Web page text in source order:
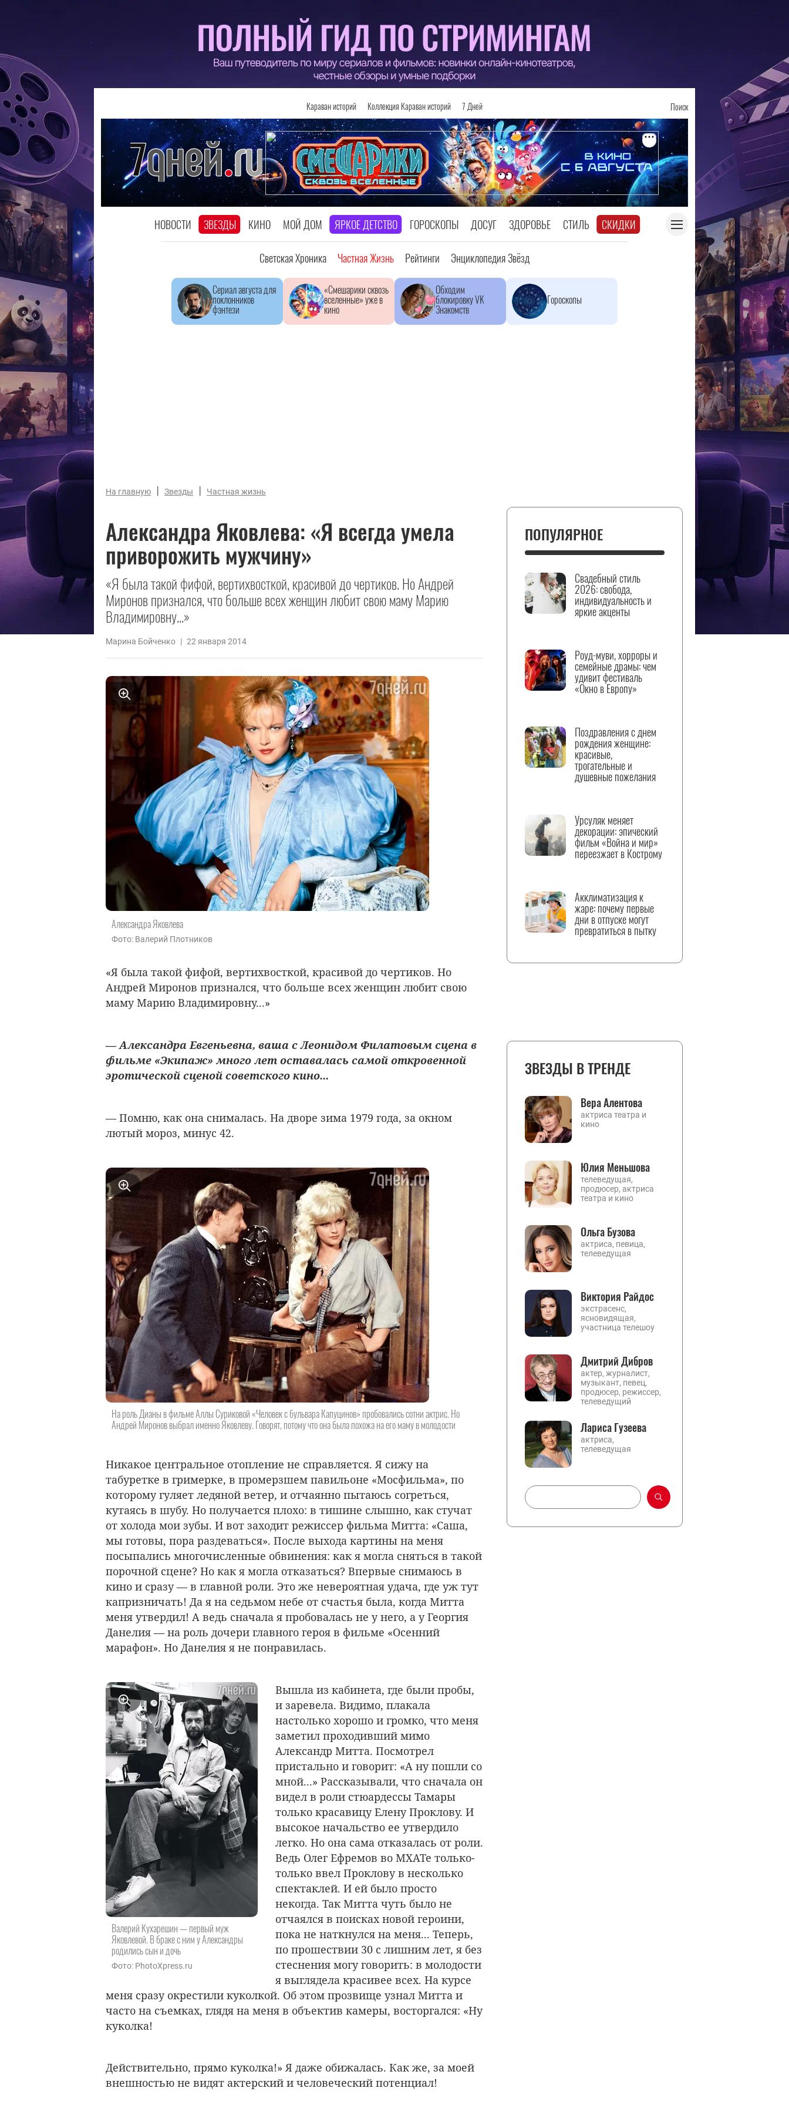
Караван историй Коллекция Караван историй 7 Дней Поиск
НОВОСТИ ЗВЕЗДЫ КИНО МОЙ ДОМ ЯРКОЕ ДЕТСТВО ГОРОСКОПЫ ДОСУГ ЗДОРОВЬЕ СТИЛЬ СКИДКИ
Светская Хроника Частная Жизнь Рейтинги Энциклопедия Звёзд
Сериал августа для
поклонников
фэнтези
«Смешарики сквозь
вселенные» уже в
кино
Обходим
блокировку VK
Знакомств
Гороскопы
На главную | Звезды | Частная жизнь
Александра Яковлева: «Я всегда умела
приворожить мужчину»
«Я была такой фифой, вертихвосткой, красивой до чертиков. Но Андрей
Миронов признался, что больше всех женщин любит свою маму Марию
Владимировну...»
Марина Бойченко | 22 января 2014
Александра Яковлева
Фото: Валерий Плотников
«Я была такой фифой, вертихвосткой, красивой до чертиков. Но
Андрей Миронов признался, что больше всех женщин любит свою
маму Марию Владимировну...»
— Александра Евгеньевна, ваша с Леонидом Филатовым сцена в
фильме «Экипаж» много лет оставалась самой откровенной
эротической сценой советского кино...
— Помню, как она снималась. На дворе зима 1979 года, за окном
лютый мороз, минус 42.
На роль Дианы в фильме Аллы Суриковой «Человек с бульвара Капуцинов» пробовались сотни актрис. Но
Андрей Миронов выбрал именно Яковлеву. Говорят, потому что она была похожа на его маму в молодости
Никакое центральное отопление не справляется. Я сижу на
табуретке в гримерке, в промерзшем павильоне «Мосфильма», по
которому гуляет ледяной ветер, и отчаянно пытаюсь согреться,
кутаясь в шубу. Но получается плохо: в тишине слышно, как стучат
от холода мои зубы. И вот заходит режиссер фильма Митта: «Саша,
мы готовы, пора раздеваться». После выхода картины на меня
посыпались многочисленные обвинения: как я могла сняться в такой
порочной сцене? Но как я могла отказаться? Впервые снимаюсь в
кино и сразу — в главной роли. Это же невероятная удача, где уж тут
капризничать! Да я на седьмом небе от счастья была, когда Митта
меня утвердил! А ведь сначала я пробовалась не у него, а у Георгия
Данелия — на роль дочери главного героя в фильме «Осенний
марафон». Но Данелия я не понравилась.
Валерий Кухарешин — первый муж
Яковлевой. В браке с ним у Александры
родились сын и дочь
Фото: PhotoXpress.ru
Вышла из кабинета, где были пробы,
и заревела. Видимо, плакала
настолько хорошо и громко, что меня
заметил проходивший мимо
Александр Митта. Посмотрел
пристально и говорит: «А ну пошли со
мной...» Рассказывали, что сначала он
видел в роли стюардессы Тамары
только красавицу Елену Проклову. И
высокое начальство ее утвердило
легко. Но она сама отказалась от роли.
Ведь Олег Ефремов во МХАТе только-
только ввел Проклову в несколько
спектаклей. И ей было просто
некогда. Так Митта чуть было не
отчаялся в поисках новой героини,
пока не наткнулся на меня... Теперь,
по прошествии 30 с лишним лет, я без
стеснения могу говорить: в молодости
я выглядела красивее всех. На курсе
меня сразу окрестили куколкой. Об этом прозвище узнал Митта и
часто на съемках, глядя на меня в объектив камеры, восторгался: «Ну
куколка!
Действительно, прямо куколка!» Я даже обижалась. Как же, за моей
внешностью не видят актерский и человеческий потенциал!
ПОПУЛЯРНОЕ
Свадебный стиль
2026: свобода,
индивидуальность и
яркие акценты
Роуд-муви, хорроры и
семейные драмы: чем
удивит фестиваль
«Окно в Европу»
Поздравления с днем
рождения женщине:
красивые,
трогательные и
душевные пожелания
Урсуляк меняет
декорации: эпический
фильм «Война и мир»
переезжает в Кострому
Акклиматизация к
жаре: почему первые
дни в отпуске могут
превратиться в пытку
ЗВЕЗДЫ В ТРЕНДЕ
Вера Алентова
актриса театра и
кино
Юлия Меньшова
телеведущая,
продюсер, актриса
театра и кино
Ольга Бузова
актриса, певица,
телеведущая
Виктория Райдос
экстрасенс,
ясновидящая,
участница телешоу
Дмитрий Дибров
актер, журналист,
музыкант, певец,
продюсер, режиссер,
телеведущий
Лариса Гузеева
актриса,
телеведущая